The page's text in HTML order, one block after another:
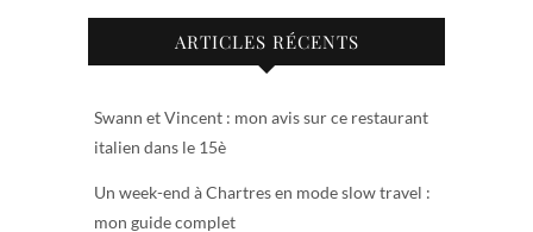
ARTICLES RÉCENTS
Swann et Vincent : mon avis sur ce restaurant
italien dans le 15è
Un week-end à Chartres en mode slow travel :
mon guide complet